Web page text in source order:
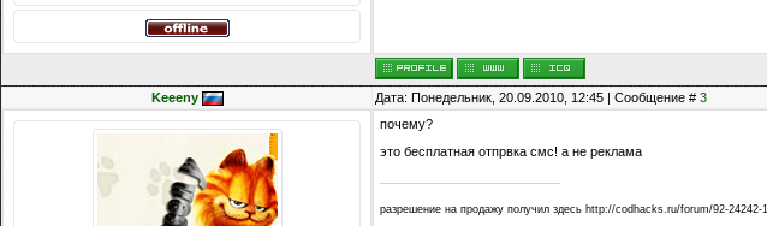
Keeeny Дата: Понедельник, 20.09.2010, 12:45 | Сообщение # 3
почему?
это бесплатная отпрвка смс! а не реклама
разрешение на продажу получил здесь http://codhacks.ru/forum/92-24242-1